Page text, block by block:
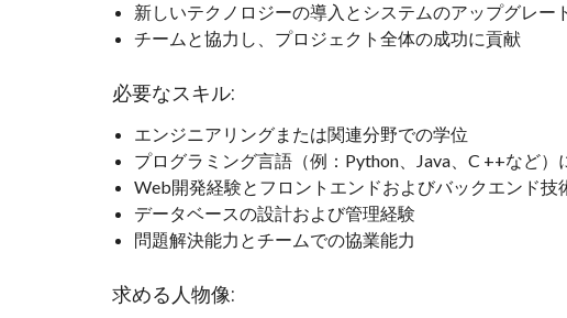
新しいテクノロジーの導入とシステムのアップグレー
チームと協力し、プロジェクト全体の成功に貢献
必要なスキル:
エンジニアリングまたは関連分野での学位
プログラミング言語（例：Python、Java、C ++など）
Web開発経験とフロントエンドおよびバックエンド技
データベースの設計および管理経験
問題解決能力とチームでの協業能力
求める人物像: